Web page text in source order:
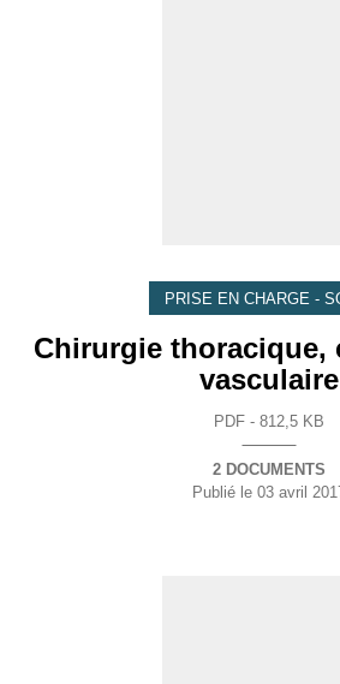
PRISE EN CHARGE -
Chirurgie thoracique,
vasculaire
PDF - 812,5 KB
2 DOCUMENTS
Publié le 03 avril